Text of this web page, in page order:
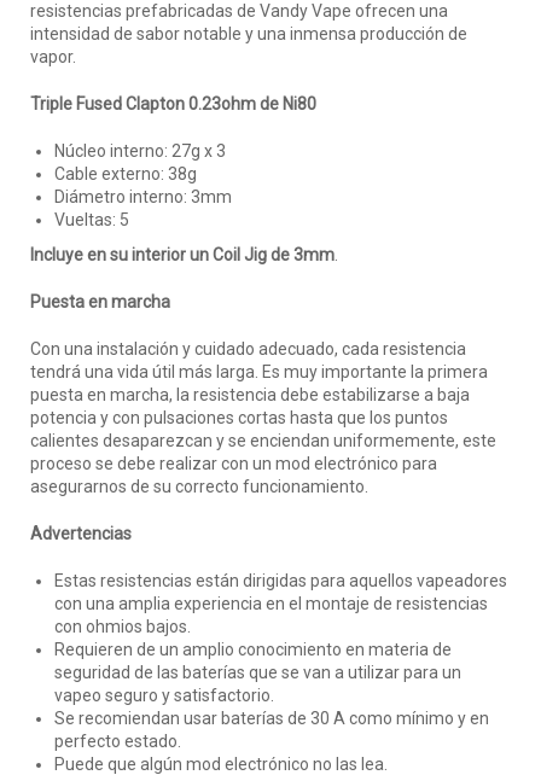
resistencias prefabricadas de Vandy Vape ofrecen una
intensidad de sabor notable y una inmensa producción de
vapor.
Triple Fused Clapton 0.23ohm de Ni80
Núcleo interno: 27g x 3
Cable externo: 38g
Diámetro interno: 3mm
Vueltas: 5
Incluye en su interior un Coil Jig de 3mm
Puesta en marcha
Con una instalación y cuidado adecuado, cada resistencia
tendrá una vida útil más larga. Es muy importante la primera
puesta en marcha, la resistencia debe estabilizarse a baja
potencia y con pulsaciones cortas hasta que los puntos
calientes desaparezcan y se enciendan uniformemente, este
proceso se debe realizar con un mod electrónico para
asegurarnos de su correcto funcionamiento.
Advertencias
Estas resistencias están dirigidas para aquellos vapeadores
con una amplia experiencia en el montaje de resistencias
con ohmios bajos.
Requieren de un amplio conocimiento en materia de
seguridad de las baterías que se van a utilizar para un
vapeo seguro y satisfactorio.
Se recomiendan usar baterías de 30 A como mínimo y en
perfecto estado.
Puede que algún mod electrónico no las lea.